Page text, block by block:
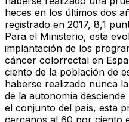
heces en los últimos dos
registrado en 2017, 8,1
Para el Ministerio, esta
implantación de los
cáncer colorrectal en
ciento de la población de
haberse realizado nunca
de la autonomía
el conjunto del país, esta